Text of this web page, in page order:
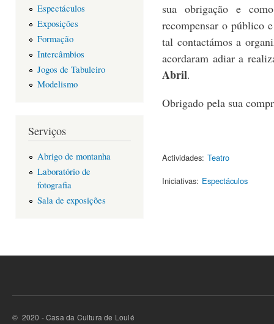
Espectáculos
Exposições
Formação
Intercâmbios
Jogos de Tabuleiro
Modelismo
Serviços
Abrigo de montanha
Laboratório de
fotografia
Sala de exposições
sua obrigação e
recompensar o público
tal contactámos a
acordaram adiar a
Abril.
Obrigado pela sua
Actividades: Teatro
Iniciativas: Espectáculos
© 2020 - Casa da Cultura de Loulé